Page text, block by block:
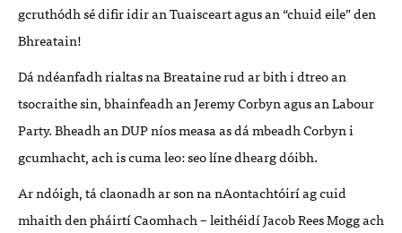
gcruthódh sé difir idir an Tuaisceart agus an “chuid eile” den
Bhreatain!
Dá ndéanfadh rialtas na Breataine rud ar bith i dtreo an
tsocraithe sin, bhainfeadh an Jeremy Corbyn agus an Labour
Party. Bheadh an DUP níos measa as dá mbeadh Corbyn i
gcumhacht, ach is cuma leo: seo líne dhearg dóibh.
Ar ndóigh, tá claonadh ar son na nAontachtóirí ag cuid
mhaith den pháirtí Caomhach – leithéidí Jacob Rees Mogg ach